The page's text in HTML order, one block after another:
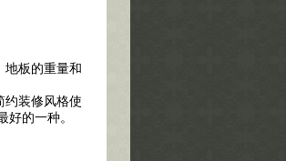
地板的重量和
约装修风格使
的一种。